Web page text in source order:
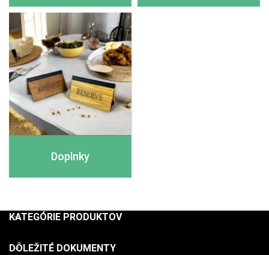
Doplnky
KATEGÓRIE PRODUKTOV
DÔLEŽITÉ DOKUMENTY